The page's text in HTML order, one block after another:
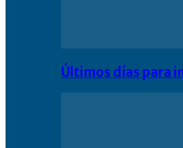
Últimos días para